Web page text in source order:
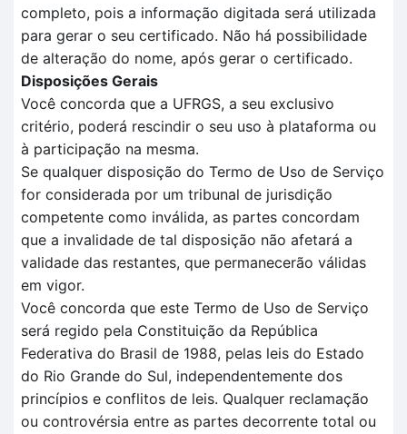
completo, pois a informação digitada será utilizada
para gerar o seu certificado. Não há possibilidade
de alteração do nome, após gerar o certificado.
Disposições Gerais
Você concorda que a UFRGS, a seu exclusivo
critério, poderá rescindir o seu uso à plataforma ou
à participação na mesma.
Se qualquer disposição do Termo de Uso de Serviço
for considerada por um tribunal de jurisdição
competente como inválida, as partes concordam
que a invalidade de tal disposição não afetará a
validade das restantes, que permanecerão válidas
em vigor.
Você concorda que este Termo de Uso de Serviço
será regido pela Constituição da República
Federativa do Brasil de 1988, pelas leis do Estado
do Rio Grande do Sul, independentemente dos
princípios e conflitos de leis. Qualquer reclamação
ou controvérsia entre as partes decorrente total ou